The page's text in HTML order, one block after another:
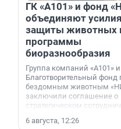
ГК «А101» и фонд
объединяют
защиты животных
программы
биоразнообразия
Группа компаний «А101» и
Благотворительный
бездомным животным
заключили соглашение о
стратегическом
6 августа, 12:26